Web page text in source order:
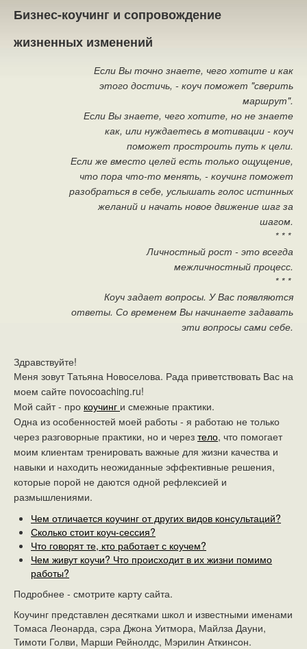
Бизнес-коучинг и сопровождение
жизненных изменений
Если Вы точно знаете, чего хотите и как
этого достичь, - коуч поможет "сверить
маршрут".
Если Вы знаете, чего хотите, но не знаете
как, или нуждаетесь в мотивации - коуч
поможет простроить путь к цели.
Если же вместо целей есть только ощущение,
что пора что-то менять, - коучинг поможет
разобраться в себе, услышать голос истинных
желаний и начать новое движение шаг за
шагом.
* * *
Личностный рост - это всегда
межличностный процесс.
* * *
Коуч задает вопросы. У Вас появляются
ответы. Со временем Вы начинаете задавать
эти вопросы сами себе.
Здравствуйте!
Меня зовут Татьяна Новоселова. Рада приветствовать Вас на
моем сайте novocoaching.ru!
Мой сайт - про коучинг и смежные практики.
Одна из особенностей моей работы - я работаю не только
через разговорные практики, но и через тело, что помогает
моим клиентам тренировать важные для жизни качества и
навыки и находить неожиданные эффективные решения,
которые порой не даются одной рефлексией и
размышлениями.
Чем отличается коучинг от других видов консультаций?
Сколько стоит коуч-сессия?
Что говорят те, кто работает с коучем?
Чем живут коучи? Что происходит в их жизни помимо
работы?
Подробнее - смотрите карту сайта.
Коучинг представлен десятками школ и известными именами
Томаса Леонарда, сэра Джона Уитмора, Майлза Дауни,
Тимоти Голви, Марши Рейнолдс, Мэрилин Аткинсон.